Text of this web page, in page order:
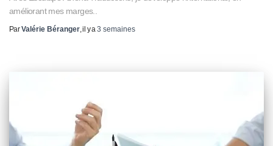
améliorant mes marges..
ParValérie Béranger, il y a3 semaines